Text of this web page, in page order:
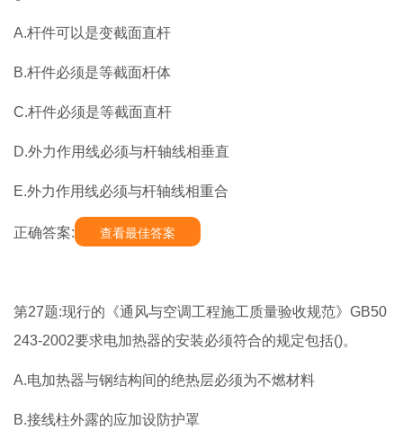
A.杆件可以是变截面直杆
B.杆件必须是等截面杆体
C.杆件必须是等截面直杆
D.外力作用线必须与杆轴线相垂直
E.外力作用线必须与杆轴线相重合
正确答案: 查看最佳答案
第27题:现行的《通风与空调工程施工质量验收规范》GB50
243-2002要求电加热器的安装必须符合的规定包括()。
A.电加热器与钢结构间的绝热层必须为不燃材料
B.接线柱外露的应加设防护罩